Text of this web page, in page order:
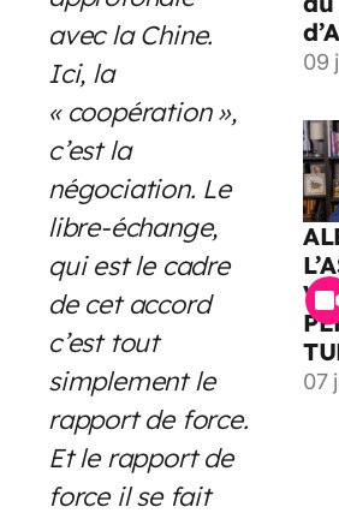
avec la Chine.
Ici, la
« coopération »,
c’est la
négociation. Le
libre-échange,
qui est le cadre
de cet accord
c’est tout
simplement le
rapport de force.
Et le rapport de
force il se fait
09
07